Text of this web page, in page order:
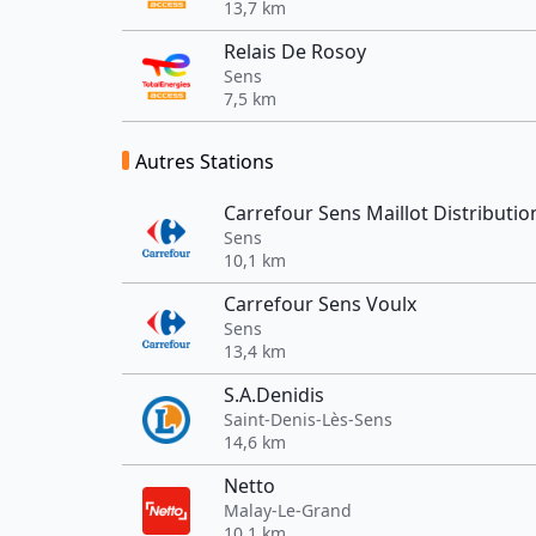
13,7 km
Relais De Rosoy
Sens
7,5 km
Autres Stations
Carrefour Sens Maillot
Sens
10,1 km
Carrefour Sens Voulx
Sens
13,4 km
S.A.Denidis
Saint-Denis-Lès-Sens
14,6 km
Netto
Malay-Le-Grand